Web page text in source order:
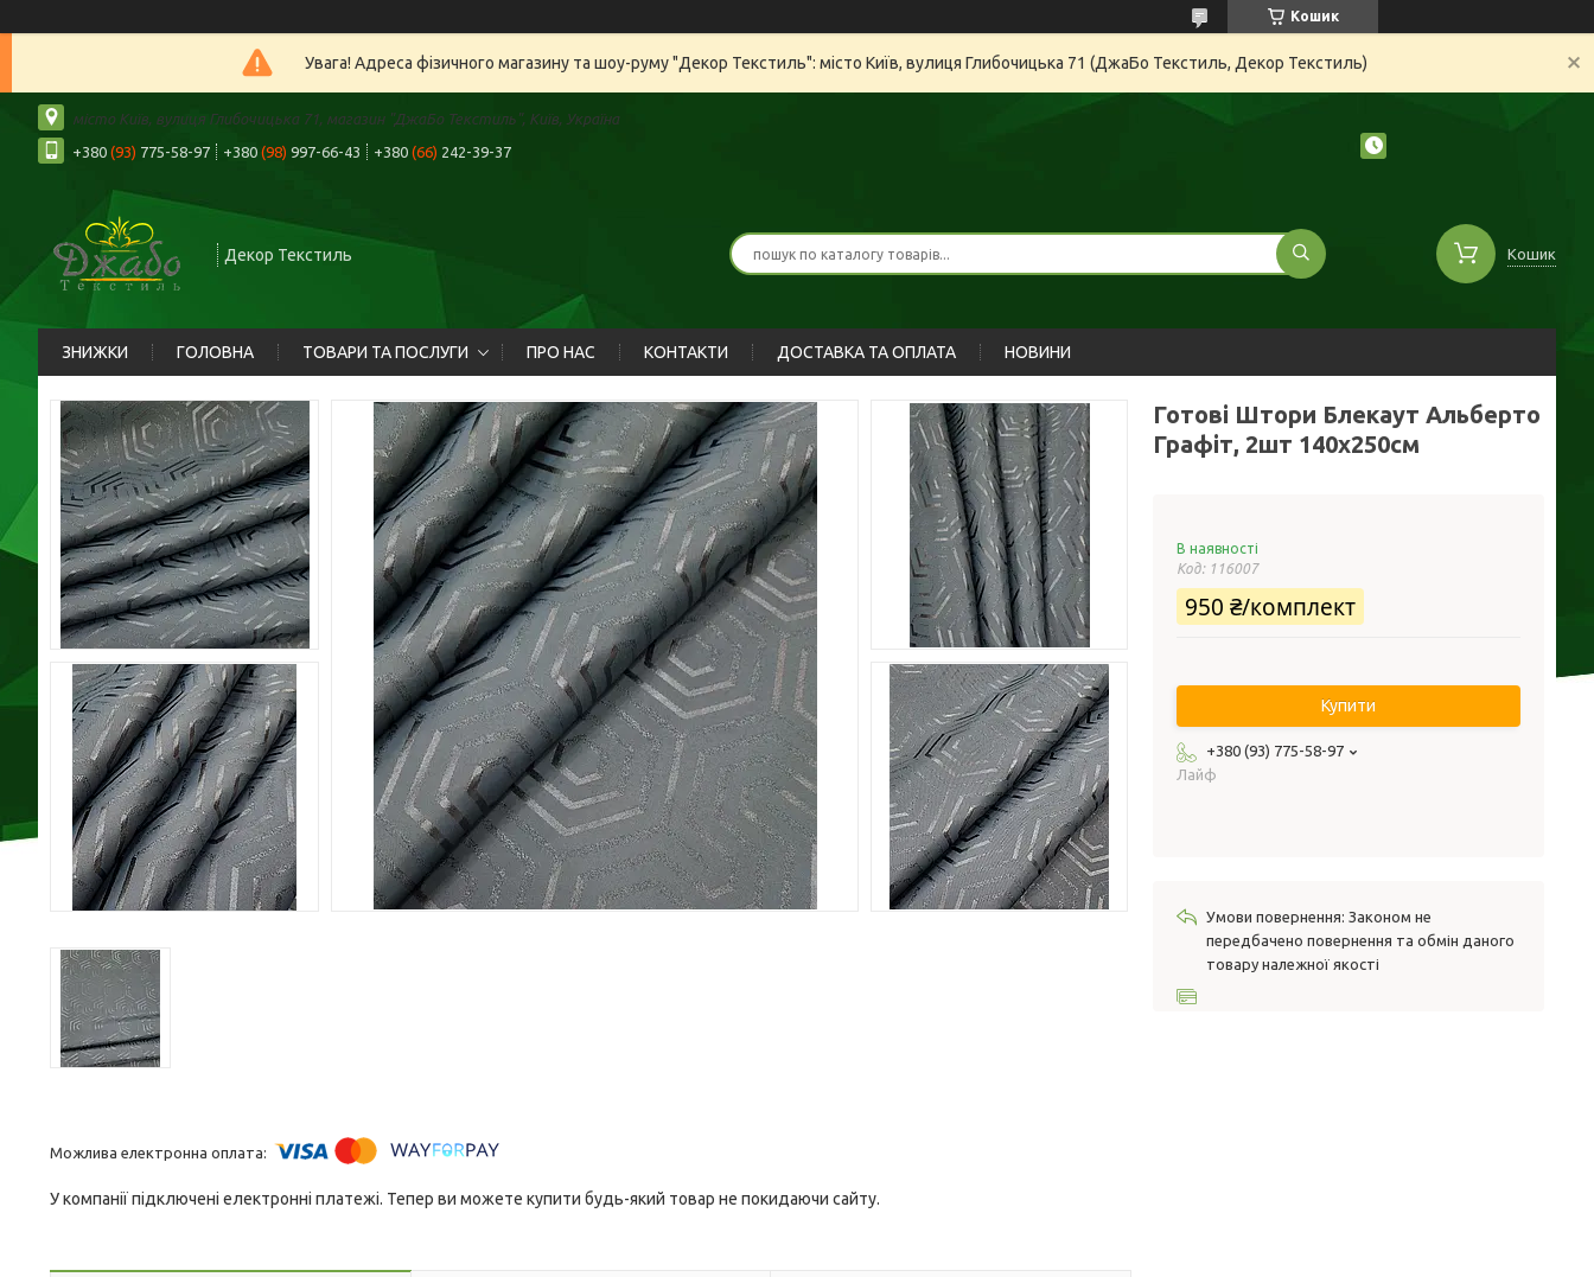
Кошик
Увага! Адреса фізичного магазину та шоу-руму "Декор Текстиль": місто Київ, вулиця Глибочицька 71 (ДжаБо Текстиль, Декор Текстиль)
місто Київ, вулиця Глибочицька 71, магазин "ДжаБо Текстиль", Київ, Україна
+380 (93) 775-58-97 +380 (98) 997-66-43 +380 (66) 242-39-37
Декор Текстиль Кошик
ЗНИЖКИ ГОЛОВНА ТОВАРИ ТА ПОСЛУГИ ПРО НАС КОНТАКТИ ДОСТАВКА ТА ОПЛАТА НОВИНИ
У компанії підключені електронні платежі. Тепер ви можете купити будь-який товар не покидаючи сайту.
Готові Штори Блекаут Альберто
Графіт, 2шт 140х250см
В наявності
Код: 116007
950 ₴/комплект
Купити
+380 (93) 775-58-97
Лайф
Законом не
передбачено повернення та обмін даного
товару належної якості